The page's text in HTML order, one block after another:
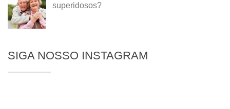
superidosos?
SIGA NOSSO INSTAGRAM